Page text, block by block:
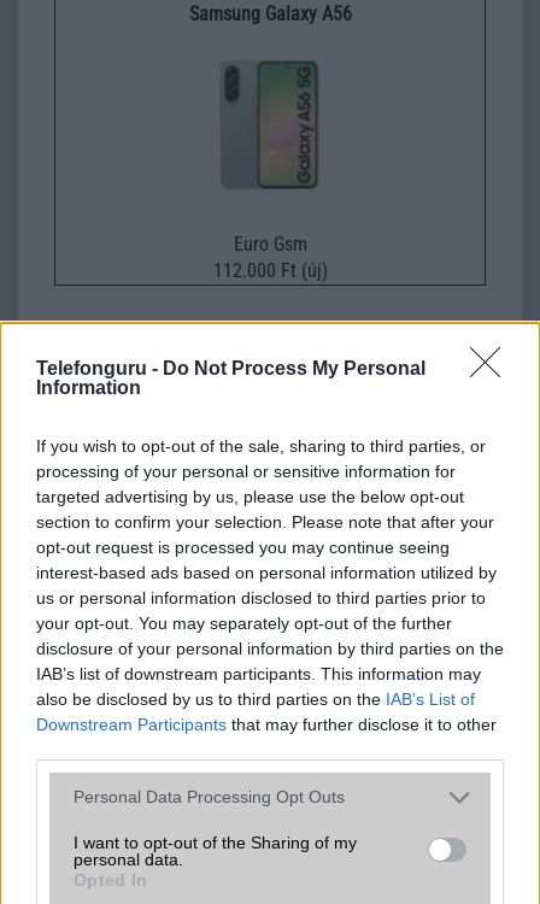
Telefonguru - Do Not Process My Personal
Information
If you wish to opt-out of the sale, sharing to third parties, or
processing of your personal or sensitive information for
targeted advertising by us, please use the below opt-out
section to confirm your selection. Please note that after your
opt-out request is processed you may continue seeing
interest-based ads based on personal information utilized by
us or personal information disclosed to third parties prior to
your opt-out. You may separately opt-out of the further
disclosure of your personal information by third parties on the
IAB’s list of downstream participants. This information may
also be disclosed by us to third parties on the IAB’s List of
Downstream Participants that may further disclose it to other
Please note that this website/app uses one or more Google
not limited to your visit or usage behaviour. You may click to
grant or deny consent to Google and its third-party tags to
use your data for below specified purposes in below Google
Personal Data Processing Opt Outs
I want to opt-out of the Sharing of my
personal data.
Opted In
Samsung Galaxy A56
Euro Gsm
112.000 Ft (új)
frissítésből – itt a lista az érintett
modellekről
2026.06.30
| Phone Arena
A One UI 9 érkezése új mesterséges intelligencia-
funkciókat és továbbfejlesztett kezelőfelületet hoz,
azonban több korábbi csúcskategóriás és középkategóriás
Galaxy készülék számára ez lesz az út vége.
iPhone 18 bemutató dátum - ekkor
rántja le a leplet az Apple az új
csúcsmobilokról
2026.06.29
| Phone Arena
A szeptemberi eseményen az iPhone 18 Pro modellek
mellett a régóta pletykált hajlítható iPhone Ultra is
bemutatkozhat, miközben az áremelésekről szóló
találgatások továbbra is beárnyékolják a rajtot.
Az Android rejtett automatizmusai: hat